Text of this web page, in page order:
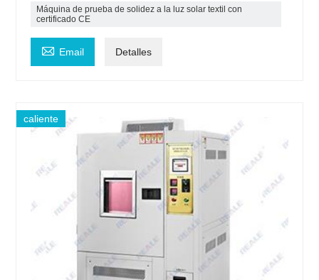
Máquina de prueba de solidez a la luz solar textil con
certificado CE
 Email Detalles
caliente